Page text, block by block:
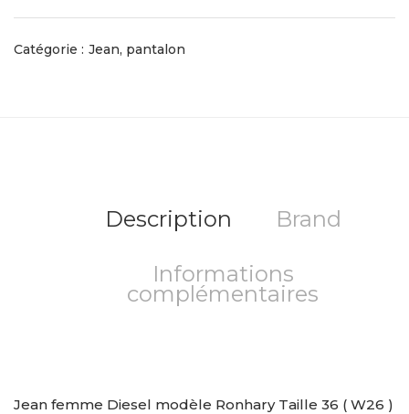
Catégorie : Jean, pantalon
Description Brand
Informations
complémentaires
Jean femme Diesel modèle Ronhary Taille 36 ( W26 )